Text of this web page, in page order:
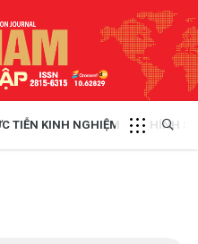
TIỄN KINH NGHIỆM CHÍNH